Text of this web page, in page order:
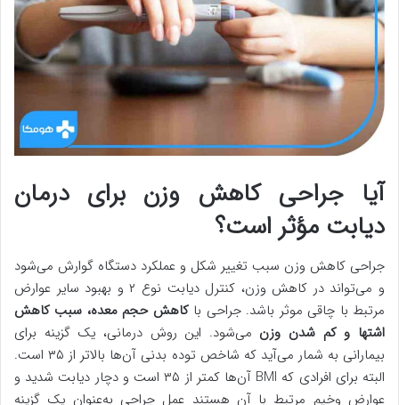
آیا جراحی کاهش وزن برای درمان
دیابت مؤثر است؟
جراحی کاهش وزن سبب تغییر شکل و عملکرد دستگاه گوارش می‌شود
و می‌تواند در کاهش وزن، کنترل دیابت نوع ۲ و بهبود سایر عوارض
مرتبط با چاقی موثر باشد. جراحی با کاهش حجم معده، سبب کاهش
اشتها و کم شدن وزن می‌شود. این روش درمانی، یک گزینه برای
بیمارانی به شمار می‌آید که شاخص توده بدنی آن‌ها بالاتر از ۳۵ است.
البته برای افرادی که BMI آن‌ها کمتر از ۳۵ است و دچار دیابت شدید و
عوارض وخیم مرتبط با آن هستند عمل جراحی به‌عنوان یک گزینه